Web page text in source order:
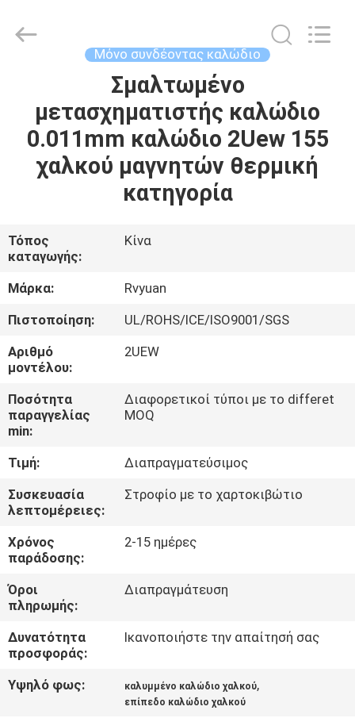
ΠΡΟΪΌΝΤΑ
ΒΊΝΤΕΟ
ΠΕΡΊΠΟΥ
ΕΜΕΊΣ
ΓΎΡΟΣ
ΕΡΓΟΣΤΑΣΊΩΝ
ΠΟΙΟΤΙΚΌΣ
ΈΛΕΓΧΟΣ
ΜΑΣ
ΕΛΆΤΕ
ΣΕ
ΕΠΑΦΉ
ΜΕ
ΕΙΔΉΣΕΙΣ
ΖΗΤΉΣΤΕ
Material
Co,.Ltd.
Μόνο συνδέοντας καλώδιο
Σμαλτωμένο
μετασχηματιστής καλώδιο
0.011mm καλώδιο 2Uew 155
χαλκού μαγνητών θερμική
κατηγορία
Τόπος
καταγωγής:
Κίνα
Μάρκα:
Rvyuan
Πιστοποίηση:
UL/ROHS/ICE/ISO9001/SGS
Αριθμό
μοντέλου:
2UEW
Ποσότητα
παραγγελίας
min:
Διαφορετικοί τύποι με το differet
MOQ
Τιμή:
Διαπραγματεύσιμος
Συσκευασία
λεπτομέρειες:
Στροφίο με το χαρτοκιβώτιο
Χρόνος
παράδοσης:
2-15 ημέρες
Όροι
πληρωμής:
Διαπραγμάτευση
Δυνατότητα
προσφοράς:
Ικανοποιήστε την απαίτησή σας
Υψηλό φως: καλυμμένο καλώδιο χαλκού,
επίπεδο καλώδιο χαλκού